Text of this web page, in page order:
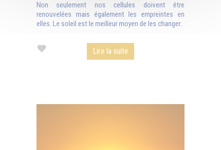
Non seulement nos cellules doivent être
renouvelées mais également les empreintes en
elles. Le soleil est le meilleur moyen de les changer..
Lire la suite